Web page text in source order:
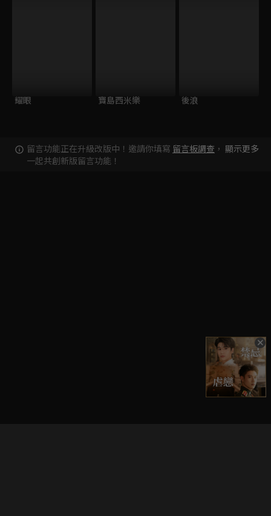
耀眼 寶島西米樂 後浪
留言功能正在升級改版中！邀請你填寫 留言板調查 ，
一起共創新版留言功能！
顯示更多